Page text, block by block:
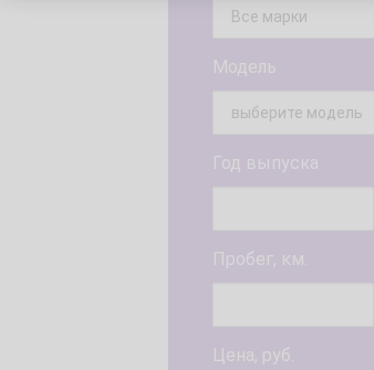
Модель
Год выпуска
Пробег, км.
Цена, руб.